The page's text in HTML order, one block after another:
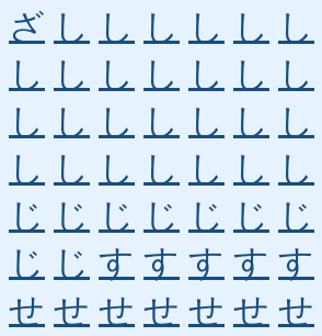
ざ し し し し し し
し し し し し し し
し し し し し し し
し し し し し し し
じ じ じ じ じ じ じ
じ じ す す す す す
せ せ せ せ せ せ せ